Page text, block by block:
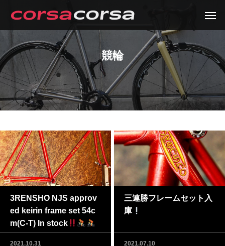
競輪
3RENSHO NJS approv
ed keirin frame set 54c
m(C-T) In stock
2021.10.31
三連勝フレームセット入
庫
2021.07.10